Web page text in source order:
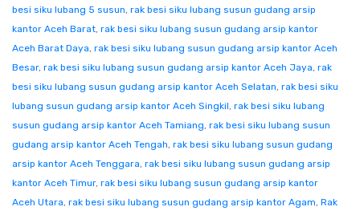
besi siku lubang 5 susun, rak besi siku lubang susun gudang arsip
kantor Aceh Barat, rak besi siku lubang susun gudang arsip kantor
Aceh Barat Daya, rak besi siku lubang susun gudang arsip kantor Aceh
Besar, rak besi siku lubang susun gudang arsip kantor Aceh Jaya, rak
besi siku lubang susun gudang arsip kantor Aceh Selatan, rak besi siku
lubang susun gudang arsip kantor Aceh Singkil, rak besi siku lubang
susun gudang arsip kantor Aceh Tamiang, rak besi siku lubang susun
gudang arsip kantor Aceh Tengah, rak besi siku lubang susun gudang
arsip kantor Aceh Tenggara, rak besi siku lubang susun gudang arsip
kantor Aceh Timur, rak besi siku lubang susun gudang arsip kantor
Aceh Utara, rak besi siku lubang susun gudang arsip kantor Agam, Rak